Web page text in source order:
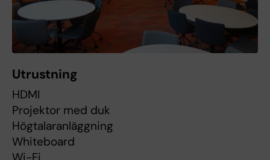
Utrustning
HDMI
Projektor med duk
Högtalaranläggning
Whiteboard